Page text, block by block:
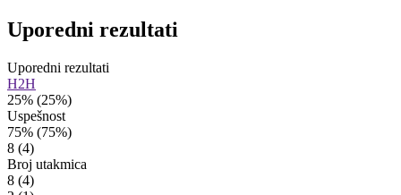
Uporedni rezultati
Uporedni rezultati
H2H
25% (25%)
Uspešnost
75% (75%)
8 (4)
Broj utakmica
8 (4)